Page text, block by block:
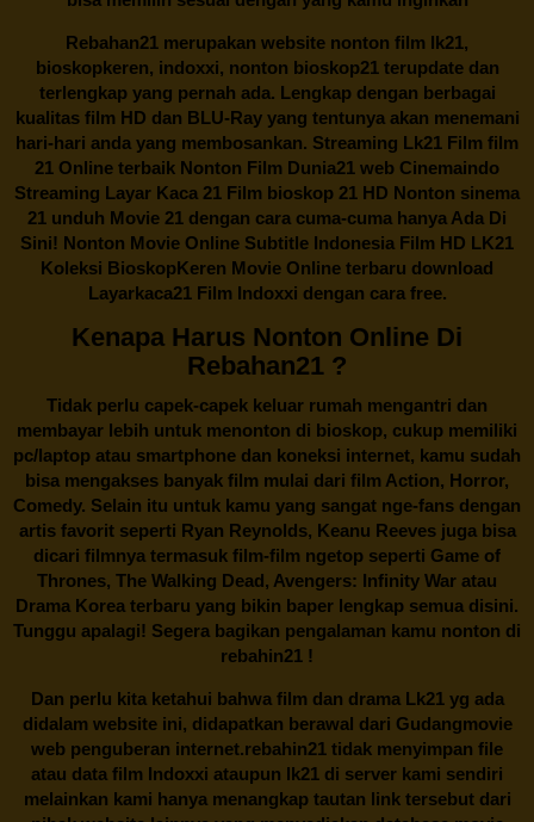
Rebahan21 merupakan website nonton film lk21,
bioskopkeren, indoxxi, nonton bioskop21 terupdate dan
terlengkap yang pernah ada. Lengkap dengan berbagai
kualitas film HD dan BLU-Ray yang tentunya akan menemani
hari-hari anda yang membosankan. Streaming Lk21 Film film
21 Online terbaik Nonton Film Dunia21 web Cinemaindo
Streaming Layar Kaca 21 Film bioskop 21 HD Nonton sinema
21 unduh Movie 21 dengan cara cuma-cuma hanya Ada Di
Sini! Nonton Movie Online Subtitle Indonesia Film HD LK21
Koleksi BioskopKeren Movie Online terbaru download
Layarkaca21 Film Indoxxi dengan cara free.
Kenapa Harus Nonton Online Di
Rebahan21 ?
Tidak perlu capek-capek keluar rumah mengantri dan
membayar lebih untuk menonton di bioskop, cukup memiliki
pc/laptop atau smartphone dan koneksi internet, kamu sudah
bisa mengakses banyak film mulai dari film Action, Horror,
Comedy. Selain itu untuk kamu yang sangat nge-fans dengan
artis favorit seperti Ryan Reynolds, Keanu Reeves juga bisa
dicari filmnya termasuk film-film ngetop seperti Game of
Thrones, The Walking Dead, Avengers: Infinity War atau
Drama Korea terbaru yang bikin baper lengkap semua disini.
Tunggu apalagi! Segera bagikan pengalaman kamu nonton di
rebahin21 !
Dan perlu kita ketahui bahwa film dan dramaLk21yg ada
didalam website ini, didapatkan berawal dari Gudangmovie
web penguberan internet.rebahin21 tidak menyimpan file
atau data film Indoxxi ataupun lk21 di server kami sendiri
melainkan kami hanya menangkap tautan link tersebut dari